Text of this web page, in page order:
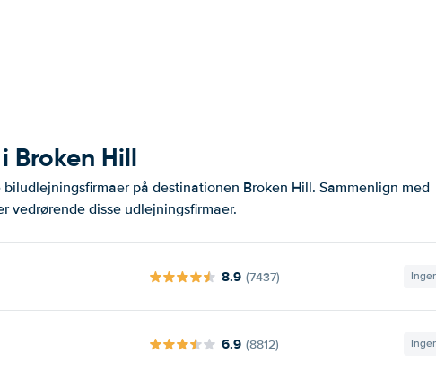
Broken Hill
på destinationen Broken Hill. Sammenlign med
vedrørende disse udlejningsfirmaer.
8.9 (7437)
6.9 (8812)